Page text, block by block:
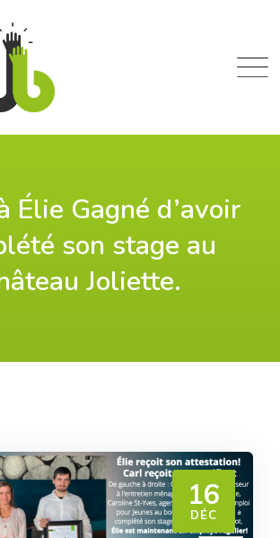
Élie Gagné d’avoir
son stage au
Joliette.
16
DÉC